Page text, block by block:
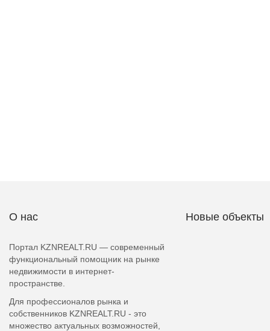
О нас
Портал KZNREALT.RU — современный
функциональный помощник на рынке
недвижимости в интернет-
пространстве.
Для профессионалов рынка и
собственников KZNREALT.RU - это
множество актуальных возможностей,
Новые объекты